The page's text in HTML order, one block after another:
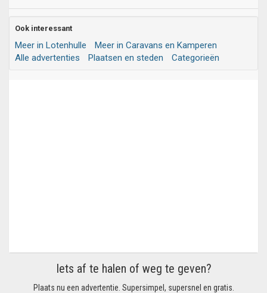
Ook interessant
Meer in Lotenhulle
Meer in Caravans en Kamperen
Alle advertenties
Plaatsen en steden Categorieën
Iets af te halen of weg te geven?
Plaats nu een advertentie. Supersimpel, supersnel en gratis.